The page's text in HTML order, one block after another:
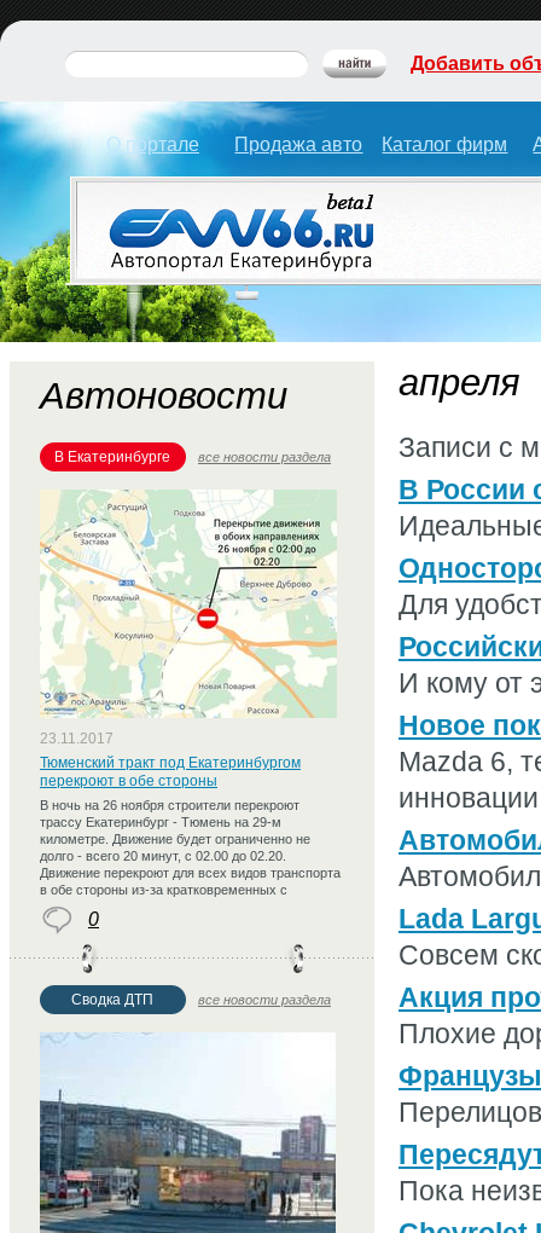
О портале Продажа авто Каталог фирм
Добавить
апреля
Записи с
В России
Для
И кому от
Новое
Mazda 6,
Lada
Совсем
Акция
Плохие
Французы
Пока
Автоновости
В Екатеринбурге все новости раздела
23.11.2017
Тюменский тракт под Екатеринбургом
перекроют в обе стороны
В ночь на 26 ноября строители перекроют
трассу Екатеринбург - Тюмень на 29-м
километре. Движение будет ограниченно не
долго - всего 20 минут, с 02.00 до 02.20.
Движение перекроют для всех видов транспорта
в обе стороны из-за кратковременных с
0
Сводка ДТП все новости раздела